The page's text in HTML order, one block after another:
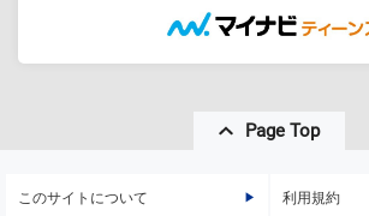
Page Top
このサイトについて 利用規約